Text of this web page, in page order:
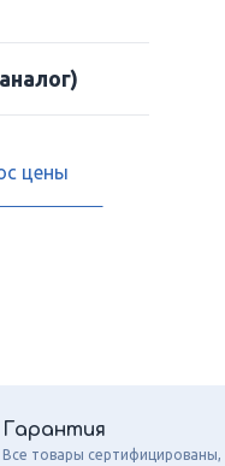
цены
Гарантия
Все товары сертифицированы,